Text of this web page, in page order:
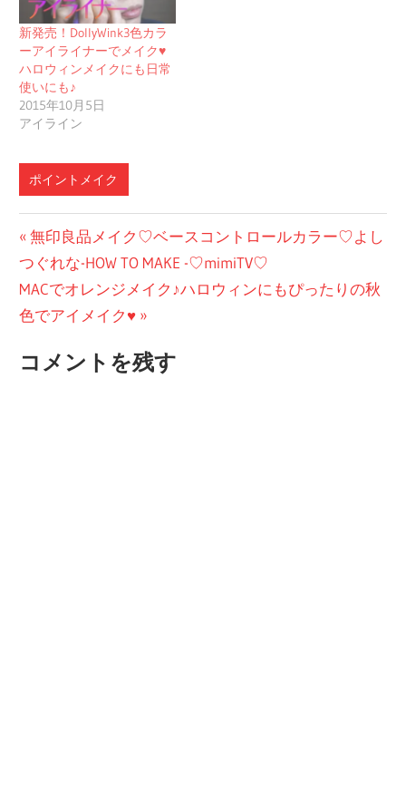
新発売！DollyWink3色カラ
ーアイライナーでメイク♥
ハロウィンメイクにも日常
使いにも♪
2015年10月5日
アイライン
ポイントメイク
投
稿
ナ
ゲ
前
の
投
稿:
無印良品メイク♡ベースコントロールカラー♡よし
つぐれな-HOW TO MAKE -♡mimiTV♡
次
の
稿:
MACでオレンジメイク♪ハロウィンにもぴったりの秋
色でアイメイク♥
コメントを残す